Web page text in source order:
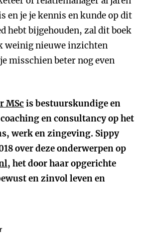
en je je kennis en kunde op dit
hebt bijgehouden, zal dit boek
weinig nieuwe inzichten
misschien beter nog even
MSc is bestuurskundige en
en consultancy op het
werk en zingeving. Sippy
over deze onderwerpen op
, het door haar opgerichte
en zinvol leven en